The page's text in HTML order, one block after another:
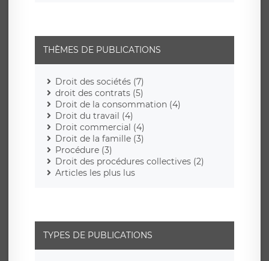
THÈMES DE PUBLICATIONS
Droit des sociétés (7)
droit des contrats (5)
Droit de la consommation (4)
Droit du travail (4)
Droit commercial (4)
Droit de la famille (3)
Procédure (3)
Droit des procédures collectives (2)
Articles les plus lus
TYPES DE PUBLICATIONS